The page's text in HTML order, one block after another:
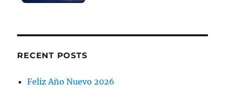
RECENT POSTS
Feliz Año Nuevo 2026